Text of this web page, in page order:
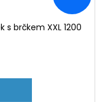
s brčkem XXL 1200